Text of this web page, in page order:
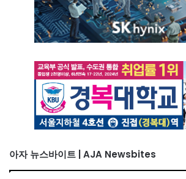
아자 뉴스바이트 | AJA Newsbites